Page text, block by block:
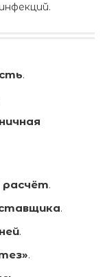
.
расчёт.
.
.
.